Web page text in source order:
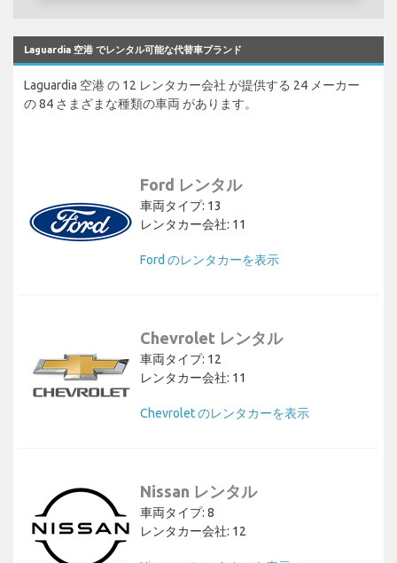
Laguardia 空港 でレンタル可能な代替車ブランド
Laguardia 空港 の 12 レンタカー会社 が提供する 24 メーカー
の 84 さまざまな種類の車両 があります。
Ford レンタル
車両タイプ: 13
レンタカー会社: 11
Ford のレンタカーを表示
Chevrolet レンタル
車両タイプ: 12
レンタカー会社: 11
Chevrolet のレンタカーを表示
Nissan レンタル
車両タイプ: 8
レンタカー会社: 12